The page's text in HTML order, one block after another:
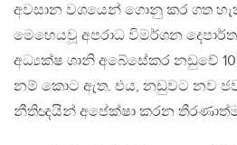
අවසාන වශයෙන් ගොනු කර ගත
මෙහෙයවූ අපරාධ විමර්ශන
අධ්‍යක්ෂ ශානි අබේසේකර නඩුවේ
නම් කොට ඇත. එය, නඩුවට නව
නීතිඥයින් අපේක්ෂා කරන